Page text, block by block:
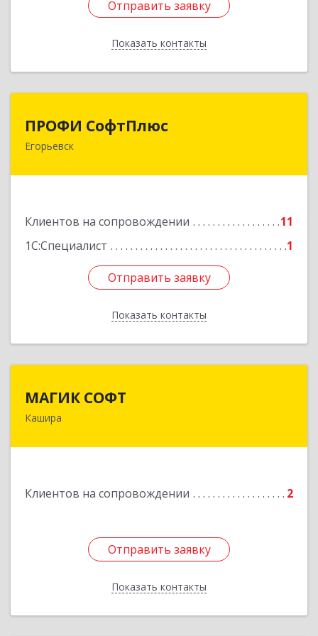
Отправить заявку
Показать контакты
Отправить заявку
Назад
ПРОФИ СофтПлюс
Егорьевск
Клиентов на сопровождении
11
1С:Специалист
1
Отправить заявку
Показать контакты
Отправить заявку
Назад
МАГИК СОФТ
Кашира
Клиентов на сопровождении 2
Отправить заявку
Показать контакты
Отправить заявку
Назад